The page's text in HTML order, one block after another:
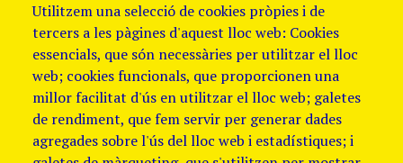
Utilitzem una selecció de cookies pròpies i de
tercers a les pàgines d'aquest lloc web: Cookies
essencials, que són necessàries per utilitzar el lloc
web; cookies funcionals, que proporcionen una
millor facilitat d'ús en utilitzar el lloc web; galetes
de rendiment, que fem servir per generar dades
agregades sobre l'ús del lloc web i estadístiques; i